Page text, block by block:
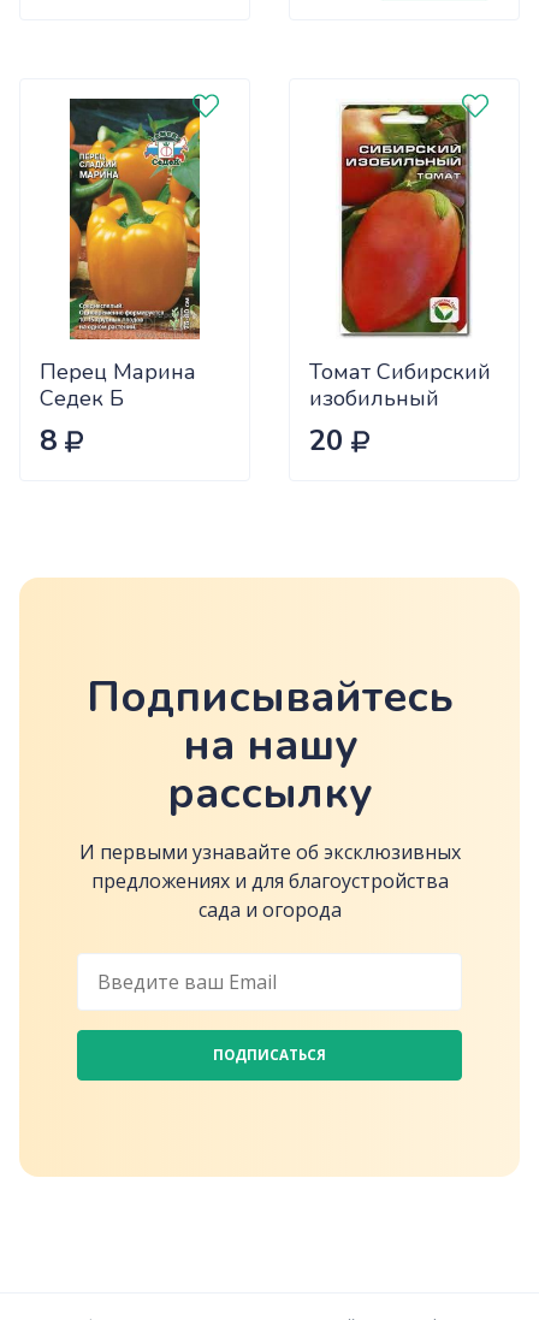
Перец Марина
Седек Б
8
Томат Сибирский
изобильный
Сиб.сад Ц
20
Подписывайтесь
на нашу
рассылку
И первыми узнавайте об эксклюзивных
предложениях и для благоустройства
сада и огорода
ПОДПИСАТЬСЯ